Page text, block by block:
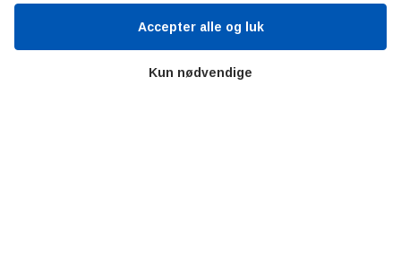
Værd at besøge
Kun nødvendige
Accepter alle og luk